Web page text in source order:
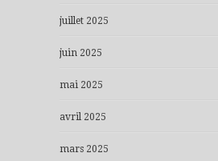
juillet 2025
juin 2025
mai 2025
avril 2025
mars 2025